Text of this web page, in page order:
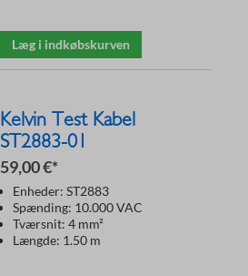
Læg i indkøbskurven
Kelvin Test Kabel
ST2883-01
59,00 €*
Enheder: ST2883
Spænding: 10.000 VAC
Tværsnit: 4 mm²
Længde: 1.50 m